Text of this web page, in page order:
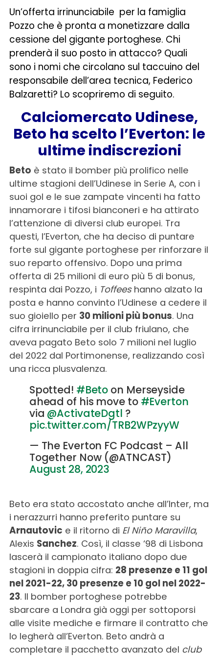
Un’offerta irrinunciabile per la famiglia
Pozzo che è pronta a monetizzare dalla
cessione del gigante portoghese. Chi
prenderà il suo posto in attacco? Quali
sono i nomi che circolano sul taccuino del
responsabile dell’area tecnica, Federico
Balzaretti? Lo scopriremo di seguito.
Calciomercato Udinese,
Beto ha scelto l’Everton: le
ultime indiscrezioni
Beto è stato il bomber più prolifico nelle
ultime stagioni dell’Udinese in Serie A, con i
suoi gol e le sue zampate vincenti ha fatto
innamorare i tifosi bianconeri e ha attirato
l’attenzione di diversi club europei. Tra
questi, l’Everton, che ha deciso di puntare
forte sul gigante portoghese per rinforzare il
suo reparto offensivo. Dopo una prima
offerta di 25 milioni di euro più 5 di bonus,
respinta dai Pozzo, i Toffeeshanno alzato la
posta e hanno convinto l’Udinese a cedere il
suo gioiello per 30 milioni più bonus. Una
cifra irrinunciabile per il club friulano, che
aveva pagato Beto solo 7 milioni nel luglio
del 2022 dal Portimonense, realizzando così
una ricca plusvalenza.
Spotted! #Beto on Merseyside
ahead of his move to #Everton
via @ActivateDgtl ?
pic.twitter.com/TRB2WPzyyW
— The Everton FC Podcast – All
Together Now (@ATNCAST)
August 28, 2023
Beto era stato accostato anche all’Inter, ma
i nerazzurri hanno preferito puntare su
Arnautovic e il ritorno di El Niño Maravilla,
Alexis Sanchez. Così, il classe ‘98 di Lisbona
lascerà il campionato italiano dopo due
stagioni in doppia cifra: 28 presenze e 11 gol
nel 2021-22, 30 presenze e 10 gol nel 2022-
23. Il bomber portoghese potrebbe
sbarcare a Londra già oggi per sottoporsi
alle visite mediche e firmare il contratto che
lo legherà all’Everton. Beto andrà a
completare il pacchetto avanzato del club